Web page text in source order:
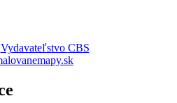
Vydavateľstvo CBS